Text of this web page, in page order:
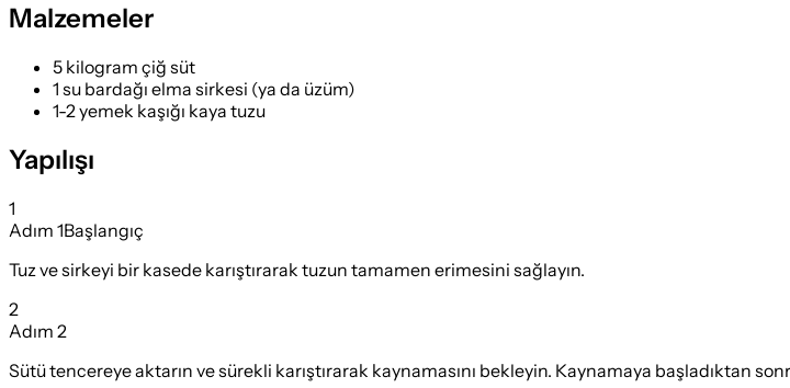
Malzemeler
5 kilogram çiğ süt
1 su bardağı elma sirkesi (ya da üzüm)
1-2 yemek kaşığı kaya tuzu
Yapılışı
1
Adım 1Başlangıç
Tuz ve sirkeyi bir kasede karıştırarak tuzun tamamen erimesini sağlayın.
2
Adım 2
Sütü tencereye aktarın ve sürekli karıştırarak kaynamasını bekleyin. Kaynamaya başladıktan